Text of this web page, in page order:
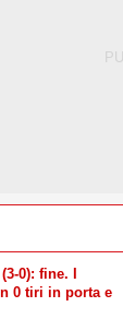
0): fine. I
0 tiri in porta e